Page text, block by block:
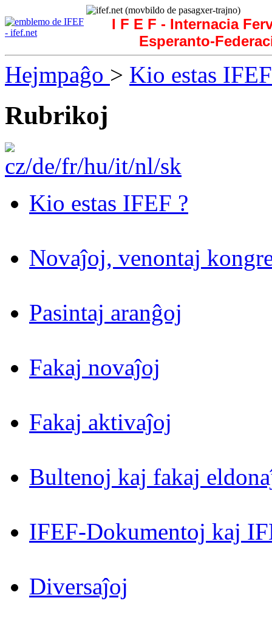
I F E F - Internacia
Esperanto-
Hejmpaĝo > Kio estas
Rubrikoj
Kio estas IFEF ?
Novaĵoj, venontaj
Pasintaj aranĝoj
Fakaj novaĵoj
Fakaj aktivaĵoj
Bultenoj kaj fakaj
IFEF-Dokumentoj kaj
Diversaĵoj